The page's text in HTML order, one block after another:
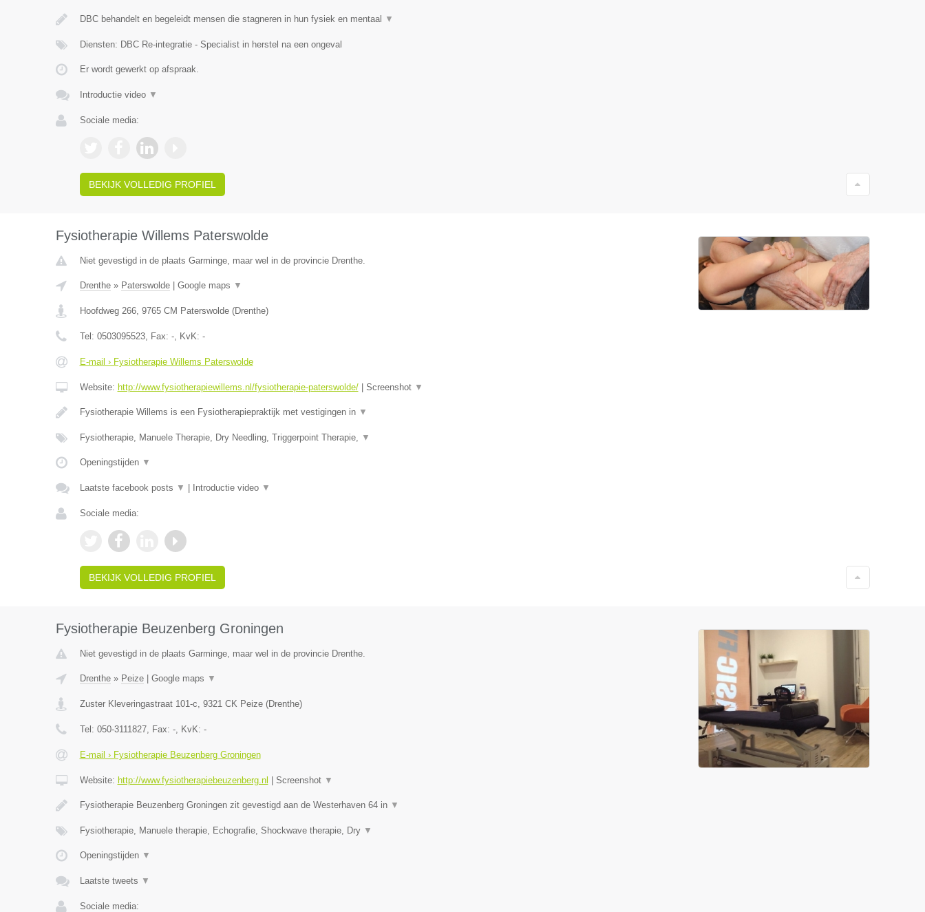
DBC behandelt en begeleidt mensen die stagneren in hun fysiek en mentaal ▼
Diensten: DBC Re-integratie - Specialist in herstel na een ongeval
Er wordt gewerkt op afspraak.
Introductie video ▼
Sociale media:
BEKIJK VOLLEDIG PROFIEL
Fysiotherapie Willems Paterswolde
Niet gevestigd in de plaats Garminge, maar wel in de provincie Drenthe.
Drenthe» Paterswolde| Google maps ▼
Hoofdweg 266, 9765 CM Paterswolde(Drenthe)
Tel: 0503095523, Fax: -, KvK: -
E-mail › Fysiotherapie Willems Paterswolde
Website: http://www.fysiotherapiewillems.nl/fysiotherapie-paterswolde/| Screenshot ▼
Fysiotherapie Willems is een Fysiotherapiepraktijk met vestigingen in ▼
Fysiotherapie, Manuele Therapie, Dry Needling, Triggerpoint Therapie, ▼
Openingstijden ▼
Laatste facebook posts ▼ Introductie video ▼
Sociale media:
BEKIJK VOLLEDIG PROFIEL
Fysiotherapie Beuzenberg Groningen
Niet gevestigd in de plaats Garminge, maar wel in de provincie Drenthe.
Drenthe» Peize| Google maps ▼
Zuster Kleveringastraat 101-c, 9321 CK Peize(Drenthe)
Tel: 050-3111827, Fax: -, KvK: -
E-mail › Fysiotherapie Beuzenberg Groningen
Website: http://www.fysiotherapiebeuzenberg.nl Screenshot ▼
Fysiotherapie Beuzenberg Groningen zit gevestigd aan de Westerhaven 64 in ▼
Fysiotherapie, Manuele therapie, Echografie, Shockwave therapie, Dry ▼
Openingstijden ▼
Laatste tweets ▼
Sociale media: